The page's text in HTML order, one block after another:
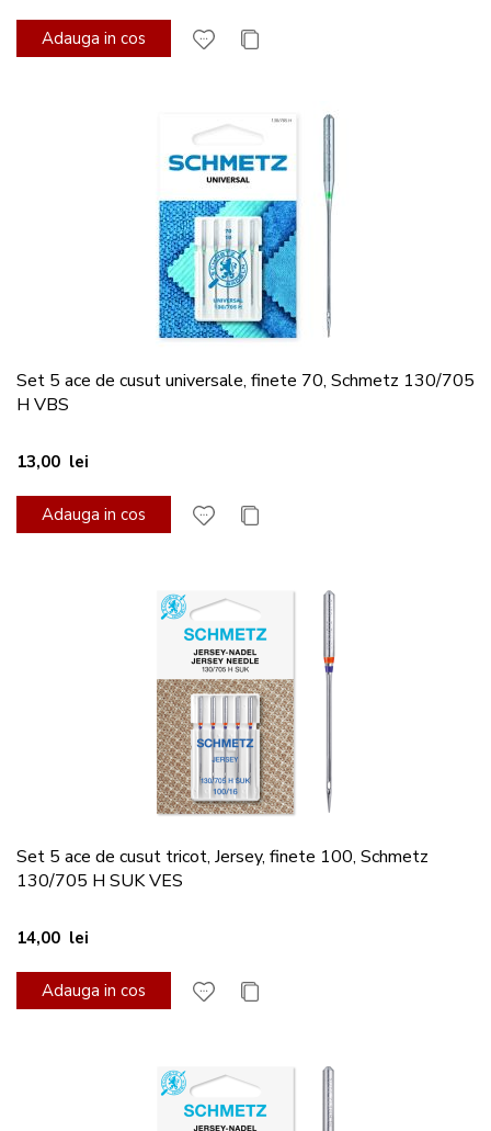
Adauga in cos
Set 5 ace de cusut universale, finete 70, Schmetz 130/705
H VBS
13,00 lei
Adauga in cos
Set 5 ace de cusut tricot, Jersey, finete 100, Schmetz
130/705 H SUK VES
14,00 lei
Adauga in cos